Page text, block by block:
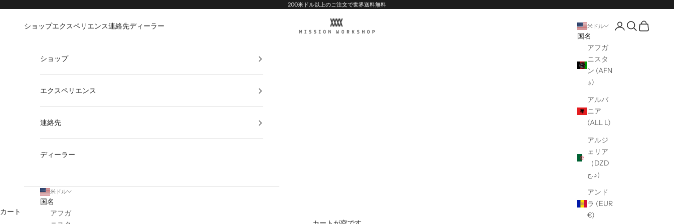
200米ドル以上のご注文で世界送料無料
MISSION WORKSHOP
ショップエクスペリエンス連絡先ディーラー 米ドル
国名
アフガ
ニスタ
ン (AFN
؋)
アルバ
ニア
(ALL L)
アルジ
ェリア
（DZD
د.ج）
アンド
ラ (EUR
€)
口座開設ページ
オープンサーチ
オープン
ショップ
エクスペリエンス
連絡先
ディーラー
米ドル
国名
アフガ
カート